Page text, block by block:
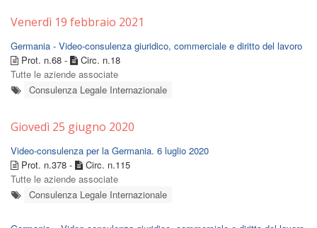
Venerdì 19 febbraio 2021
Germania - Video-consulenza giuridico, commerciale e diritto del lavoro
Prot. n.68 -
Circ. n.18
Tutte le aziende associate
Consulenza Legale Internazionale
Giovedì 25 giugno 2020
Video-consulenza per la Germania. 6 luglio 2020
Prot. n.378 -
Circ. n.115
Tutte le aziende associate
Consulenza Legale Internazionale